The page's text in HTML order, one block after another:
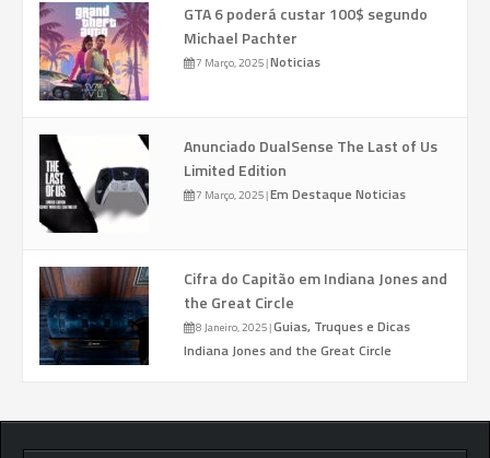
GTA 6 poderá custar 100$ segundo
Michael Pachter
7 Março, 2025|Noticias
Anunciado DualSense The Last of Us
Limited Edition
7 Março, 2025|Em Destaque Noticias
Cifra do Capitão em Indiana Jones and
the Great Circle
8 Janeiro, 2025|Guias, Truques e Dicas
Indiana Jones and the Great Circle